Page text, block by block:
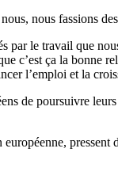
nous fassions
par le travail que
c’est ça la bonne
l’emploi et la
de poursuivre